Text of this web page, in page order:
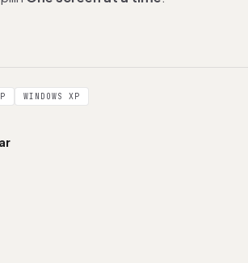
WINDOWS XP